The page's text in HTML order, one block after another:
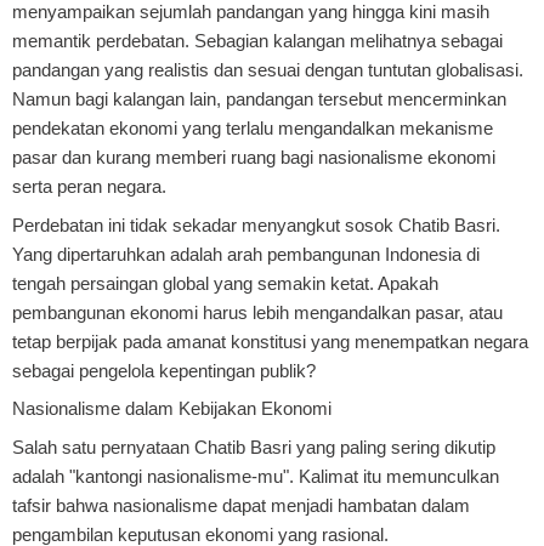
menyampaikan sejumlah pandangan yang hingga kini masih
memantik perdebatan. Sebagian kalangan melihatnya sebagai
pandangan yang realistis dan sesuai dengan tuntutan globalisasi.
Namun bagi kalangan lain, pandangan tersebut mencerminkan
pendekatan ekonomi yang terlalu mengandalkan mekanisme
pasar dan kurang memberi ruang bagi nasionalisme ekonomi
serta peran negara.
Perdebatan ini tidak sekadar menyangkut sosok Chatib Basri.
Yang dipertaruhkan adalah arah pembangunan Indonesia di
tengah persaingan global yang semakin ketat. Apakah
pembangunan ekonomi harus lebih mengandalkan pasar, atau
tetap berpijak pada amanat konstitusi yang menempatkan negara
sebagai pengelola kepentingan publik?
Nasionalisme dalam Kebijakan Ekonomi
Salah satu pernyataan Chatib Basri yang paling sering dikutip
adalah "kantongi nasionalisme-mu". Kalimat itu memunculkan
tafsir bahwa nasionalisme dapat menjadi hambatan dalam
pengambilan keputusan ekonomi yang rasional.